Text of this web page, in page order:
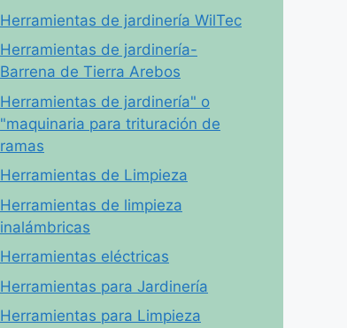
Herramientas de jardinería WilTec
Herramientas de jardinería-
Barrena de Tierra Arebos
Herramientas de jardinería" o
"maquinaria para trituración de
ramas
Herramientas de Limpieza
Herramientas de limpieza
inalámbricas
Herramientas eléctricas
Herramientas para Jardinería
Herramientas para Limpieza